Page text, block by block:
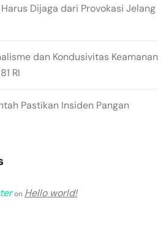
Dijaga dari Provokasi Jelang
dan Kondusivitas Keamanan
RI
Pastikan Insiden Pangan
on Hello world!